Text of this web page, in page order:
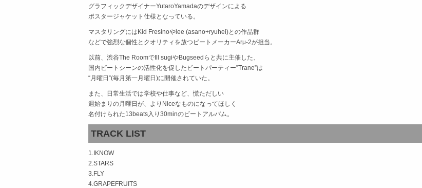
グラフィックデザイナーYutaroYamadaのデザインによる
ポスタージャケット仕様となっている。
マスタリングにはKid Fresinoやlee (asano+ryuhei)との作品群
などで強烈な個性とクオリティを放つビートメーカーArμ-2が担当。
以前、渋谷The RoomでIll sugiやBugseedらと共に主催した、
国内ビートシーンの活性化を促したビートパーティー”Trane”は
“月曜日”(毎月第一月曜日)に開催されていた。
また、日常生活では学校や仕事など、慌ただしい
週始まりの月曜日が、よりNiceなものになってほしく
名付けられた13beats入り30minのビートアルバム。
TRACK LIST
1.IKNOW
2.STARS
3.FLY
4.GRAPEFRUITS